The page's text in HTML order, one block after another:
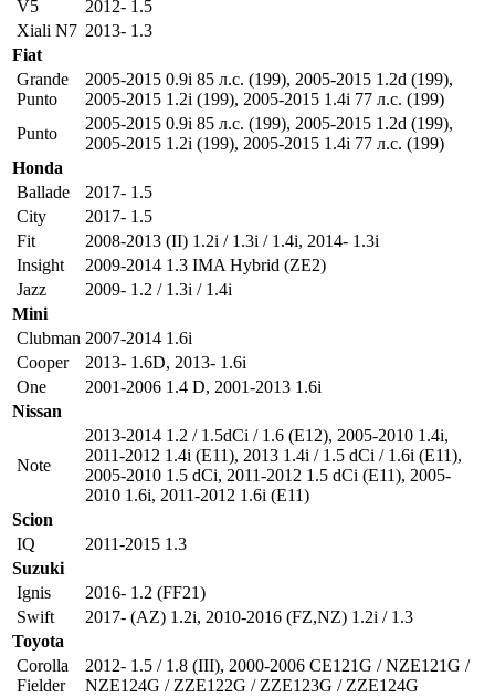
V5
2012- 1.5
Xiali N7 2013- 1.3
Fiat
Grande
Punto
2005-2015 0.9i 85 л.с. (199), 2005-2015 1.2d (199),
2005-2015 1.2i (199), 2005-2015 1.4i 77 л.с. (199)
Punto
2005-2015 0.9i 85 л.с. (199), 2005-2015 1.2d (199),
2005-2015 1.2i (199), 2005-2015 1.4i 77 л.с. (199)
Honda
Ballade
2017- 1.5
City
2017- 1.5
Fit
2008-2013 (II) 1.2i / 1.3i / 1.4i, 2014- 1.3i
Insight
2009-2014 1.3 IMA Hybrid (ZE2)
Jazz
2009- 1.2 / 1.3i / 1.4i
Mini
Clubman 2007-2014 1.6i
Cooper
2013- 1.6D, 2013- 1.6i
One
2001-2006 1.4 D, 2001-2013 1.6i
Nissan
Note
2013-2014 1.2 / 1.5dCi / 1.6 (E12), 2005-2010 1.4i,
2011-2012 1.4i (E11), 2013 1.4i / 1.5 dCi / 1.6i (E11),
2005-2010 1.5 dCi, 2011-2012 1.5 dCi (E11), 2005-
2010 1.6i, 2011-2012 1.6i (E11)
Scion
IQ
2011-2015 1.3
Suzuki
Ignis
2016- 1.2 (FF21)
Swift
2017- (AZ) 1.2i, 2010-2016 (FZ,NZ) 1.2i / 1.3
Toyota
Corolla
Fielder
2012- 1.5 / 1.8 (III), 2000-2006 CE121G / NZE121G /
NZE124G / ZZE122G / ZZE123G / ZZE124G